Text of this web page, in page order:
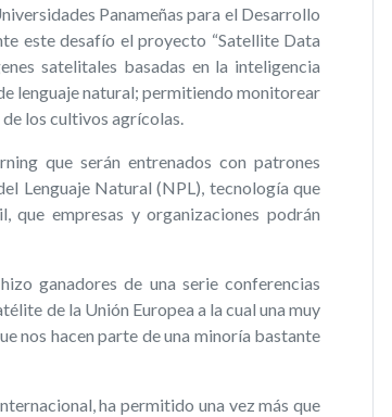
Panameñas para el Desarrollo
este desafío el proyecto “Satellite Data
satelitales basadas en la inteligencia
lenguaje natural; permitiendo monitorear
los cultivos agrícolas.
que serán entrenados con patrones
Lenguaje Natural (NPL), tecnología que
que empresas y organizaciones podrán
ganadores de una serie conferencias
de la Unión Europea a la cual una muy
nos hacen parte de una minoría bastante
ha permitido una vez más que